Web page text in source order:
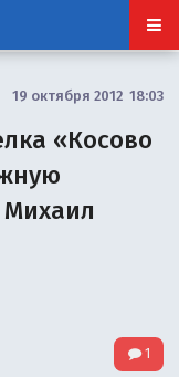
19 октября 2012 18:03
«Косово
Михаил
1